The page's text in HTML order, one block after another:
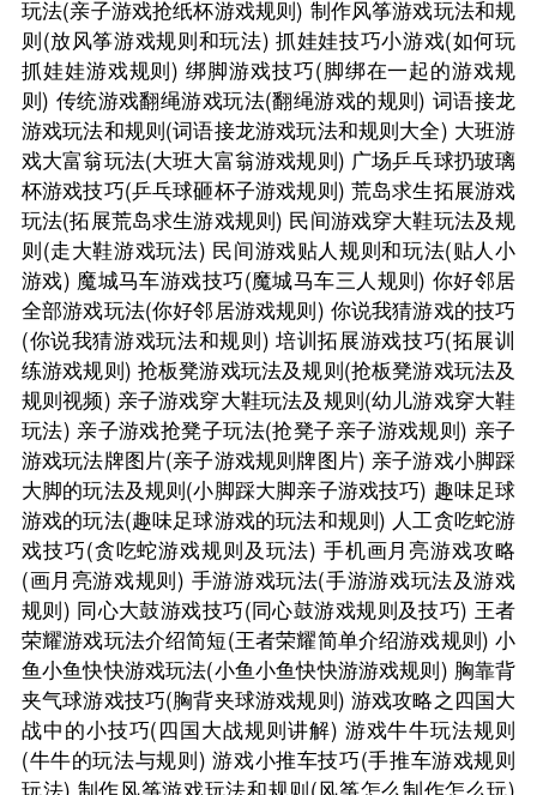
玩法(亲子游戏抢纸杯游戏规则) 制作风筝游戏玩法和规
则(放风筝游戏规则和玩法) 抓娃娃技巧小游戏(如何玩
抓娃娃游戏规则) 绑脚游戏技巧(脚绑在一起的游戏规
则) 传统游戏翻绳游戏玩法(翻绳游戏的规则) 词语接龙
游戏玩法和规则(词语接龙游戏玩法和规则大全) 大班游
戏大富翁玩法(大班大富翁游戏规则) 广场乒乓球扔玻璃
杯游戏技巧(乒乓球砸杯子游戏规则) 荒岛求生拓展游戏
玩法(拓展荒岛求生游戏规则) 民间游戏穿大鞋玩法及规
则(走大鞋游戏玩法) 民间游戏贴人规则和玩法(贴人小
游戏) 魔城马车游戏技巧(魔城马车三人规则) 你好邻居
全部游戏玩法(你好邻居游戏规则) 你说我猜游戏的技巧
(你说我猜游戏玩法和规则) 培训拓展游戏技巧(拓展训
练游戏规则) 抢板凳游戏玩法及规则(抢板凳游戏玩法及
规则视频) 亲子游戏穿大鞋玩法及规则(幼儿游戏穿大鞋
玩法) 亲子游戏抢凳子玩法(抢凳子亲子游戏规则) 亲子
游戏玩法牌图片(亲子游戏规则牌图片) 亲子游戏小脚踩
大脚的玩法及规则(小脚踩大脚亲子游戏技巧) 趣味足球
游戏的玩法(趣味足球游戏的玩法和规则) 人工贪吃蛇游
戏技巧(贪吃蛇游戏规则及玩法) 手机画月亮游戏攻略
(画月亮游戏规则) 手游游戏玩法(手游游戏玩法及游戏
规则) 同心大鼓游戏技巧(同心鼓游戏规则及技巧) 王者
荣耀游戏玩法介绍简短(王者荣耀简单介绍游戏规则) 小
鱼小鱼快快游戏玩法(小鱼小鱼快快游游戏规则) 胸靠背
夹气球游戏技巧(胸背夹球游戏规则) 游戏攻略之四国大
战中的小技巧(四国大战规则讲解) 游戏牛牛玩法规则
(牛牛的玩法与规则) 游戏小推车技巧(手推车游戏规则
玩法) 制作风筝游戏玩法和规则(风筝怎么制作怎么玩)